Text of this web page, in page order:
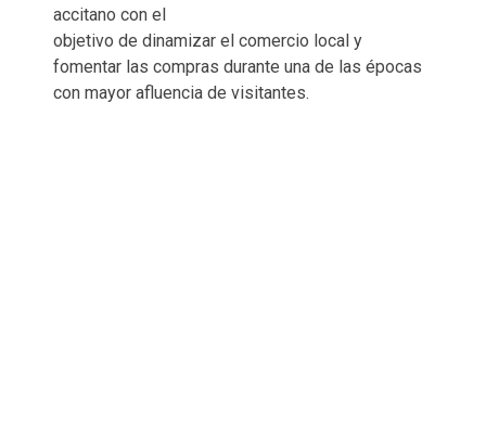
accitano con el
objetivo de dinamizar el comercio local y
fomentar las compras durante una de las épocas
con mayor afluencia de visitantes.